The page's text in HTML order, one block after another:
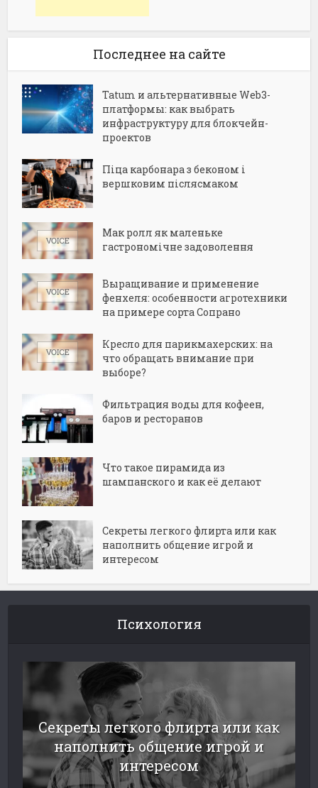
Последнее на сайте
Tatum и альтернативные Web3-
платформы: как выбрать
инфраструктуру для блокчейн-
проектов
Піца карбонара з беконом і
вершковим післясмаком
Мак ролл як маленьке
гастрономічне задоволення
Выращивание и применение
фенхеля: особенности агротехники
на примере сорта Сопрано
Кресло для парикмахерских: на
что обращать внимание при
выборе?
Фильтрация воды для кофеен,
баров и ресторанов
Что такое пирамида из
шампанского и как её делают
Секреты легкого флирта или как
наполнить общение игрой и
интересом
Психология
Секреты легкого флирта или как
наполнить общение игрой и
интересом